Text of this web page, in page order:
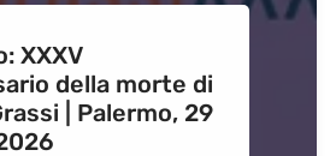
XXXV
della morte di
| Palermo, 29